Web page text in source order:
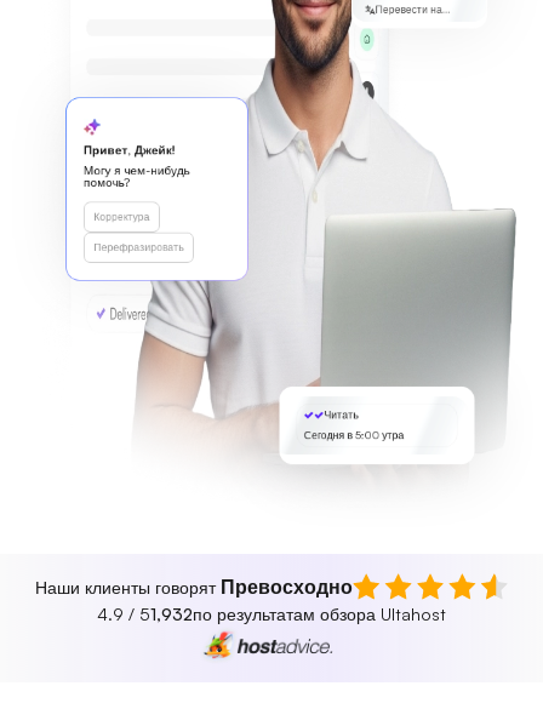
Перевести на...
Привет, Джейк!
Могу я чем-нибудь
помочь?
Корректура
Перефразировать
Читать
Сегодня в 5:00 утра
Наши клиенты говорят Превосходно
4.9 / 51,932по результатам обзора Ultahost